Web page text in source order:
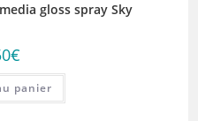
gloss spray Sky
€
panier